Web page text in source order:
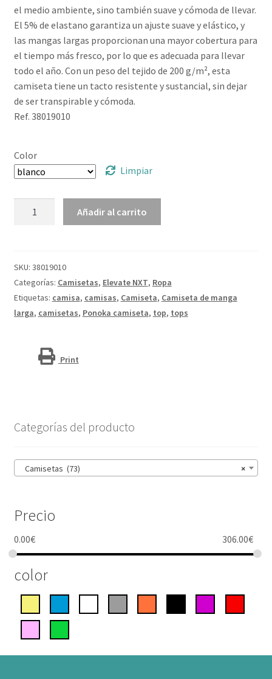
el medio ambiente, sino también suave y cómoda de llevar.
El 5% de elastano garantiza un ajuste suave y elástico, y
las mangas largas proporcionan una mayor cobertura para
el tiempo más fresco, por lo que es adecuada para llevar
todo el año. Con un peso del tejido de 200 g/m², esta
camiseta tiene un tacto resistente y sustancial, sin dejar
de ser transpirable y cómoda.
Ref. 38019010
Color
Limpiar
ecológica
de
mujer
Ponoka
Añadir al carrito
SKU: 38019010
Categorías: Camisetas, Elevate NXT, Ropa
Etiquetas: camisa, camisas, Camiseta, Camiseta de manga
larga, camisetas, Ponoka camiseta, top, tops
Print
Categorías del producto
×
Camisetas (73)
Precio
0.00€ 306.00€
color